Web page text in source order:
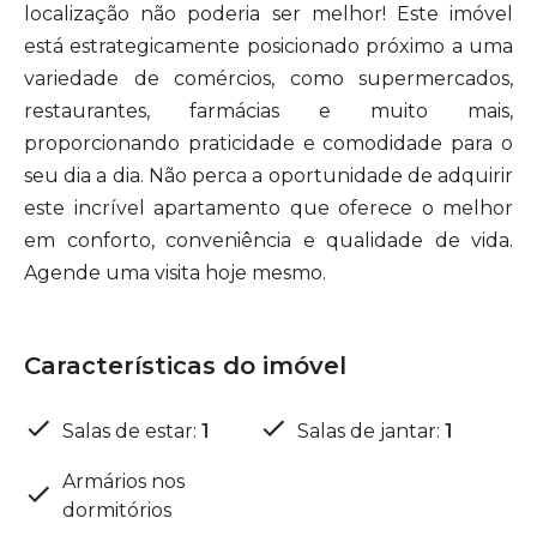
localização não poderia ser melhor! Este imóvel
está estrategicamente posicionado próximo a uma
variedade de comércios, como supermercados,
restaurantes, farmácias e muito mais,
proporcionando praticidade e comodidade para o
seu dia a dia. Não perca a oportunidade de adquirir
este incrível apartamento que oferece o melhor
em conforto, conveniência e qualidade de vida.
Agende uma visita hoje mesmo.
Características do imóvel
Salas de estar: 1 Salas de jantar: 1
Armários nos
dormitórios